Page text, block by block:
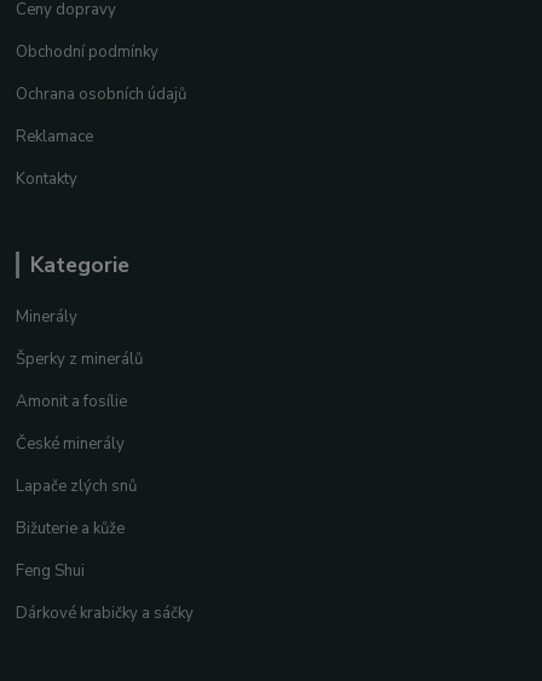
Ceny dopravy
Obchodní podmínky
Ochrana osobních údajů
Reklamace
Kontakty
Kategorie
Minerály
Šperky z minerálů
Amonit a fosílie
České minerály
Lapače zlých snů
Bižuterie a kůže
Feng Shui
Dárkové krabičky a sáčky